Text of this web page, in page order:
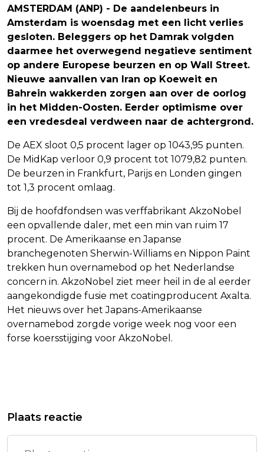
AMSTERDAM (ANP) - De aandelenbeurs in
Amsterdam is woensdag met een licht verlies
gesloten. Beleggers op het Damrak volgden
daarmee het overwegend negatieve sentiment
op andere Europese beurzen en op Wall Street.
Nieuwe aanvallen van Iran op Koeweit en
Bahrein wakkerden zorgen aan over de oorlog
in het Midden-Oosten. Eerder optimisme over
een vredesdeal verdween naar de achtergrond.
De AEX sloot 0,5 procent lager op 1043,95 punten.
De MidKap verloor 0,9 procent tot 1079,82 punten.
De beurzen in Frankfurt, Parijs en Londen gingen
tot 1,3 procent omlaag.
Bij de hoofdfondsen was verffabrikant AkzoNobel
een opvallende daler, met een min van ruim 17
procent. De Amerikaanse en Japanse
branchegenoten Sherwin-Williams en Nippon Paint
trekken hun overnamebod op het Nederlandse
concern in. AkzoNobel ziet meer heil in de al eerder
aangekondigde fusie met coatingproducent Axalta.
Het nieuws over het Japans-Amerikaanse
overnamebod zorgde vorige week nog voor een
forse koersstijging voor AkzoNobel.
VOOR MILITAIRE ACTIE TEGEN IRAN
CONCERTEN YE IN ARNHEM KUNNEN
DOORGAAN, RAPPER MAG BLIJVEN
Plaats reactie